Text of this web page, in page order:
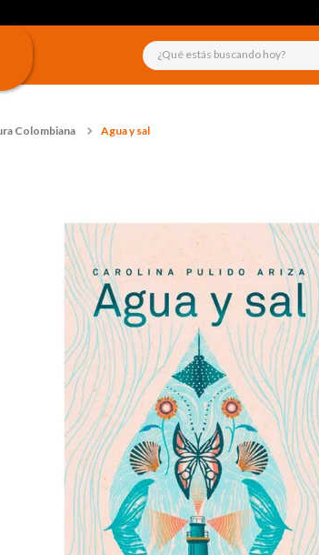
¿Qué estás buscando hoy?
Colombiana Agua y sal